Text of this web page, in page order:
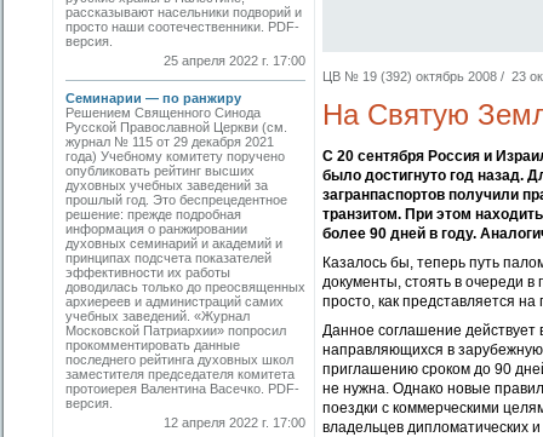
рассказывают насельники подворий и
просто наши соотечественники. PDF-
версия.
25 апреля 2022 г. 17:00
Семинарии — по ранжиру
Решением Священного Синода
Русской Православной Церкви (см.
журнал № 115 от 29 декабря 2021
года) Учебному комитету поручено
опубликовать рейтинг высших
духовных учебных заведений за
прошлый год. Это беспрецедентное
решение: прежде подробная
информация о ранжировании
духовных семинарий и академий и
принципах подсчета показателей
эффективности их работы
доводилась только до преосвященных
архиереев и адми­нистраций самих
учебных заведений. «Журнал
Московской Патриархии» попросил
прокомментировать данные
последнего рейтинга духовных школ
заместителя председателя комитета
протоиерея Валентина Васечко. PDF-
версия.
12 апреля 2022 г. 17:00
ЦВ № 19 (392) октябрь 2008 / 23
На Святую
С 20 сентября Россия и
было достигнуто год назад.
загранпаспортов получили
транзитом. При этом
более 90 дней в году.
Казалось бы, теперь путь
документы, стоять в очереди
просто, как представляется на
Данное соглашение действует
направляющихся в зарубежную
приглашению сроком до 90
не нужна. Однако новые
поездки с коммерческими
владельцев дипломатических